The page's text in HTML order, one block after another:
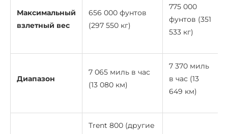
Максимальный
взлетный вес
656 000 фунтов
(297 550 кг)
775 000
фунтов (351
533 кг)
Диапазон
7 065 миль в час
(13 080 км)
7 370 миль
в час (13
649 км)
Trent 800 (другие